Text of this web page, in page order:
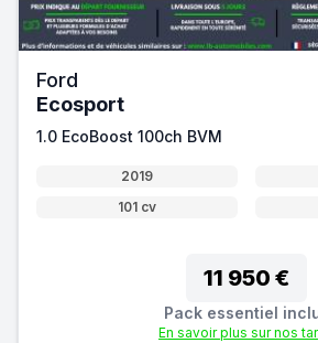
Ford
Ecosport
1.0 EcoBoost 100ch BVM
2019
101 cv
11 950 €
Pack essentiel
En savoir plus sur nos